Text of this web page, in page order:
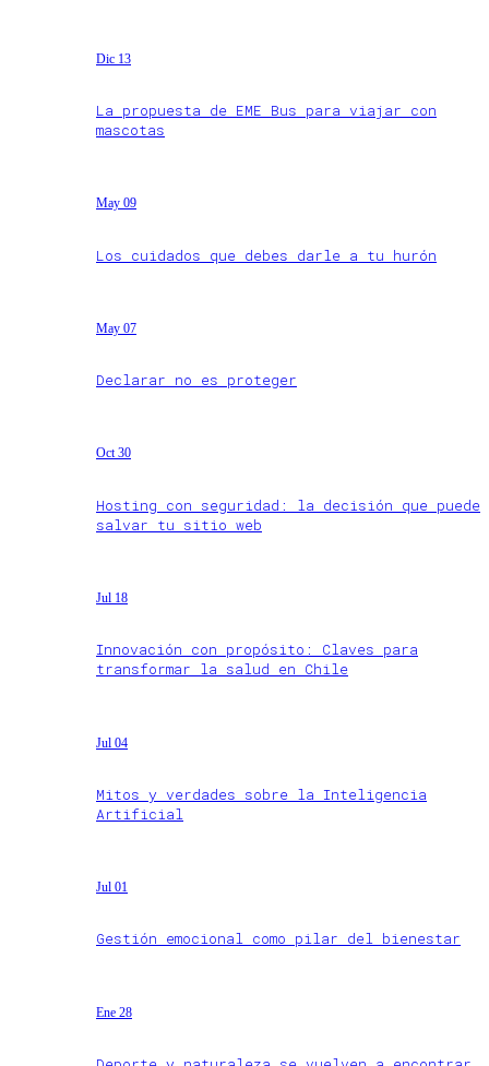
Dic 13
La propuesta de EME Bus para viajar con
mascotas
May 09
Los cuidados que debes darle a tu hurón
May 07
Declarar no es proteger
Oct 30
Hosting con seguridad: la decisión que puede
salvar tu sitio web
Jul 18
Innovación con propósito: Claves para
transformar la salud en Chile
Jul 04
Mitos y verdades sobre la Inteligencia
Artificial
Jul 01
Gestión emocional como pilar del bienestar
Ene 28